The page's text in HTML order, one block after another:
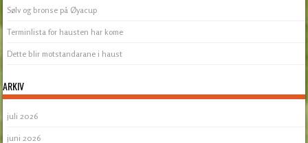
Sølv og bronse på Øyacup
Terminlista for hausten har kome
Dette blir motstandarane i haust
ARKIV
juli 2026
juni 2026